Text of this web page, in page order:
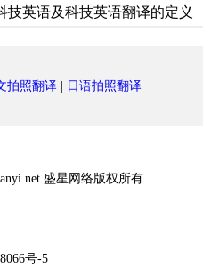
技英语及科技英语翻译的定义
拍照翻译| 日语拍照翻译
盛星网络版权所有
号-5